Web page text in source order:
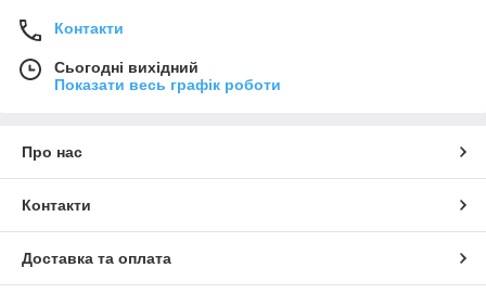
Контакти
Сьогодні вихідний
Показати весь графік роботи
Про нас
Контакти
Доставка та оплата